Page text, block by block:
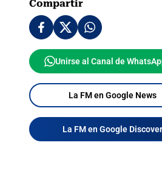
Compartir
Unirse al Canal de
La FM en Google News
La FM en Google Discover